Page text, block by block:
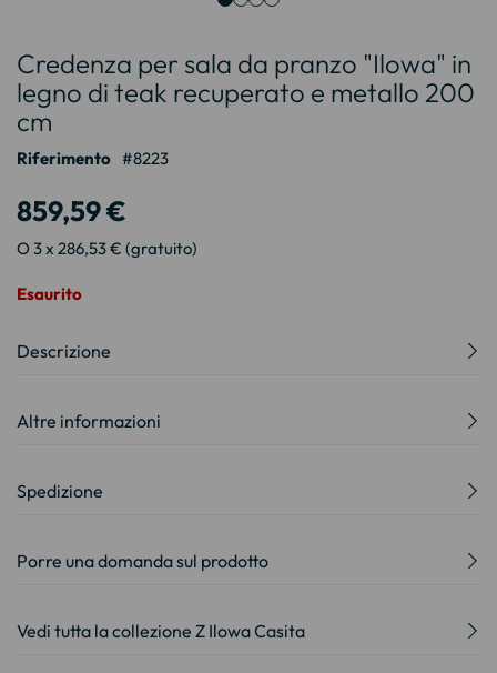
all'inizio
della
galleria
di
immagini
Credenza per sala da pranzo "Ilowa" in
legno di teak recuperato e metallo 200
cm
Riferimento 8223
859,59 €
O 3 x 286,53 € (gratuito)
Esaurito
Descrizione
Altre informazioni
Spedizione
Porre una domanda sul prodotto
Vedi tutta la collezione Z Ilowa Casita